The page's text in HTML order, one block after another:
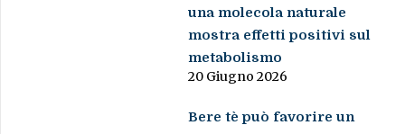
una molecola naturale
mostra effetti positivi sul
metabolismo
20 Giugno 2026
Bere tè può favorire un